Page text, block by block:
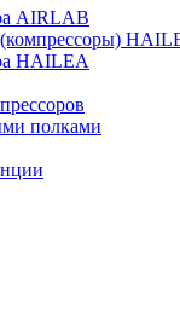
AIRLAB
HAILEA
полками